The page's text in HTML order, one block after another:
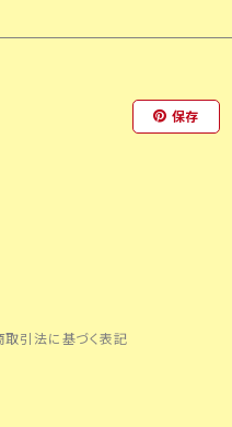
保存
取引法に基づく表記